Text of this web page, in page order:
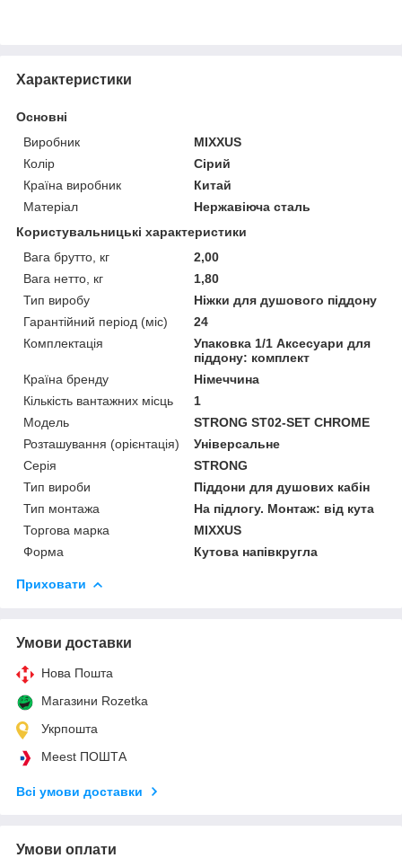
Характеристики
Основні
Виробник
MIXXUS
Колір
Сірий
Країна виробник
Китай
Матеріал
Нержавіюча сталь
Користувальницькі характеристики
Вага брутто, кг
2,00
Вага нетто, кг
1,80
Тип виробу
Ніжки для душового піддону
Гарантійний період (міс)
24
Комплектація
Упаковка 1/1 Аксесуари для
піддону: комплект
Країна бренду
Німеччина
Кількість вантажних місць
1
Мoдель
STRONG ST02-SET CHROME
Розташування (орієнтація)
Універсальне
Серія
STRONG
Тип вироби
Піддони для душових кабін
Тип монтажа
На підлогу. Монтаж: від кута
Торгова марка
MIXXUS
Форма
Кутова напівкругла
Приховати
Умови доставки
Нова Пошта
Магазини Rozetka
Укрпошта
Meest ПОШТА
Всі умови доставки
Умови оплати